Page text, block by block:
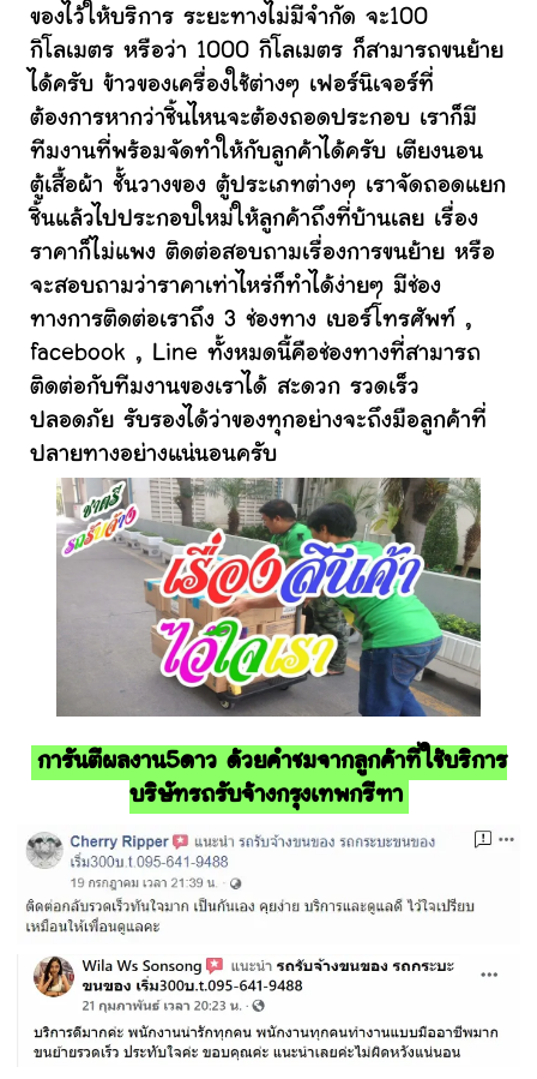
ของไว้ให้บริการ ระยะทางไม่มีจำกัด จะ100
กิโลเมตร หรือว่า 1000 กิโลเมตร ก็สามารถขนย้าย
ได้ครับ ข้าวของเครื่องใช้ต่างๆ เฟอร์นิเจอร์ที่
ต้องการหากว่าชิ้นไหนจะต้องถอดประกอบ เราก็มี
ทีมงานที่พร้อมจัดทำให้กับลูกค้าได้ครับ เตียงนอน
ตู้เสื้อผ้า ชั้นวางของ ตู้ประเภทต่างๆ เราจัดถอดแยก
ชิ้นแล้วไปประกอบใหม่ให้ลูกค้าถึงที่บ้านเลย เรื่อง
ราคาก็ไม่แพง ติดต่อสอบถามเรื่องการขนย้าย หรือ
จะสอบถามว่าราคาเท่าไหร่ก็ทำได้ง่ายๆ มีช่อง
ทางการติดต่อเราถึง 3 ช่องทาง เบอร์โทรศัพท์ ,
facebook , Line ทั้งหมดนี้คือช่องทางที่สามารถ
ติดต่อกับทีมงานของเราได้ สะดวก รวดเร็ว
ปลอดภัย รับรองได้ว่าของทุกอย่างจะถึงมือลูกค้าที่
ปลายทางอย่างแน่นอนครับ
การันตีผลงาน5ดาว ด้วยคำชมจากลูกค้าที่ใช้บริการ
บริษัทรถรับจ้างกรุงเทพกรีฑา